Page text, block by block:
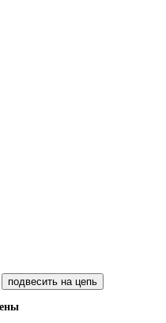
подвесить на цепь